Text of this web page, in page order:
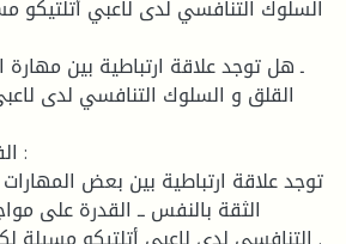
السلوك التنافسي لدى لاعبي أتلتيكو
القلق و السلوك التنافسي لدى
توجد علاقة ارتباطية بين بعض المهارات
الثقة بالنفس ــ القدرة على